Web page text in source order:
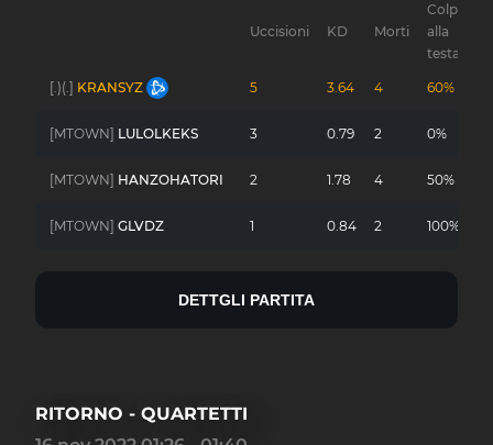
Uccisioni KD Morti
Colpi
alla
testa
[.)(.] KRANSYZ 5 3.64 4 60%
[MTOWN] LULOLKEKS 3 0.79 2 0%
[MTOWN] HANZOHATORI 2 1.78 4 50%
[MTOWN] GLVDZ 1 0.84 2 100%
DETTGLI PARTITA
RITORNO - QUARTETTI